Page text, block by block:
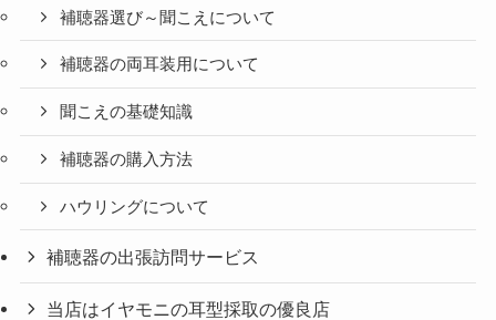
補聴器選び～聞こえについて
補聴器の両耳装用について
聞こえの基礎知識
補聴器の購入方法
ハウリングについて
補聴器の出張訪問サービス
当店はイヤモニの耳型採取の優良店